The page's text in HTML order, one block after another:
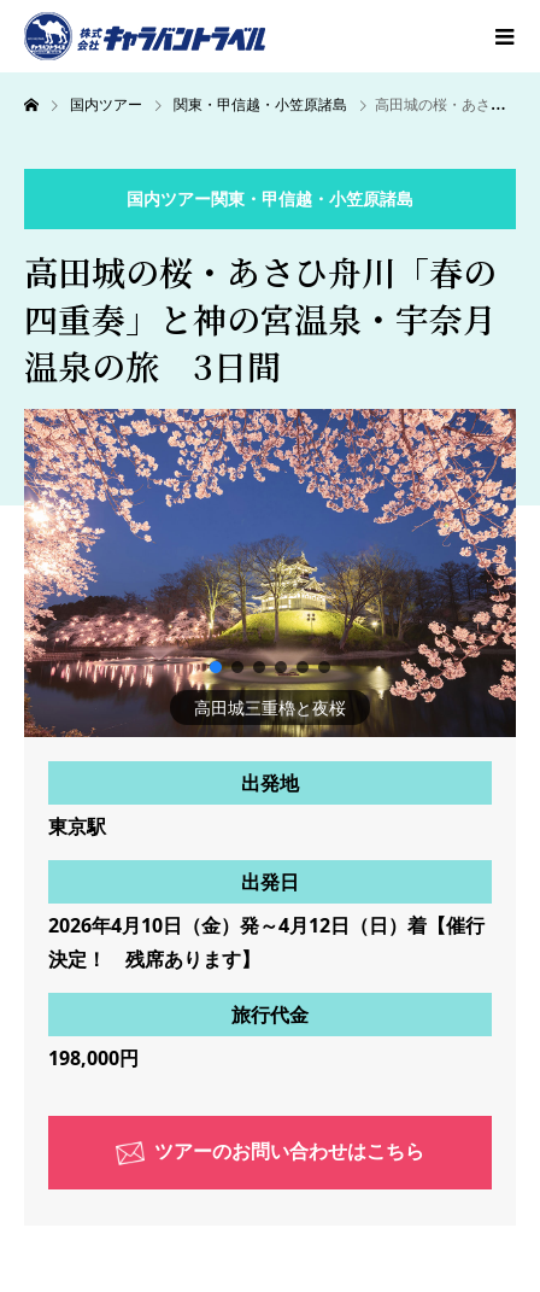
国内ツアー 関東・甲信越・小笠原諸島 高田城の桜・あさひ舟川「春の四重奏」と神の宮温泉・宇奈月温泉の旅 3日間
国内ツアー関東・甲信越・小笠原諸島
高田城の桜・あさひ舟川「春の
四重奏」と神の宮温泉・宇奈月
温泉の旅 3日間
高田城三重櫓と夜桜
出発地
東京駅
出発日
2026年4月10日（金）発～4月12日（日）着【催行
決定！ 残席あります】
旅行代金
198,000円
ツアーのお問い合わせはこちら